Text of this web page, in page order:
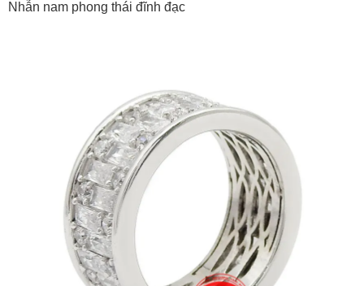
Nhẫn nam phong thái đĩnh đạc